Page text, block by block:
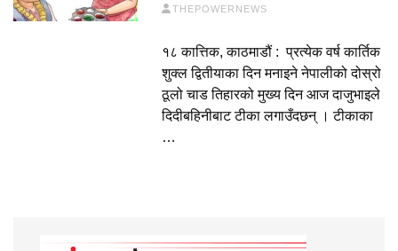
THEPOWERNEWS
१८ कात्तिक, काठमाडौं : प्रत्येक वर्ष कार्तिक
शुक्ल द्वितीयाका दिन मनाइने नेपालीको दोस्रो
ठूलो चाड तिहारको मुख्य दिन आज दाजुभाइले
दिदीबहिनीबाट टीका लगाउँदछन् । टीकाका
…